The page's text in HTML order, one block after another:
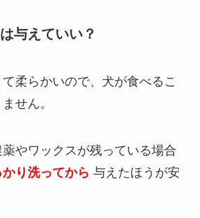
与えていい？
柔らかいので、犬が食べるこ
せん。
やワックスが残っている場合
かり洗ってから 与えたほうが安